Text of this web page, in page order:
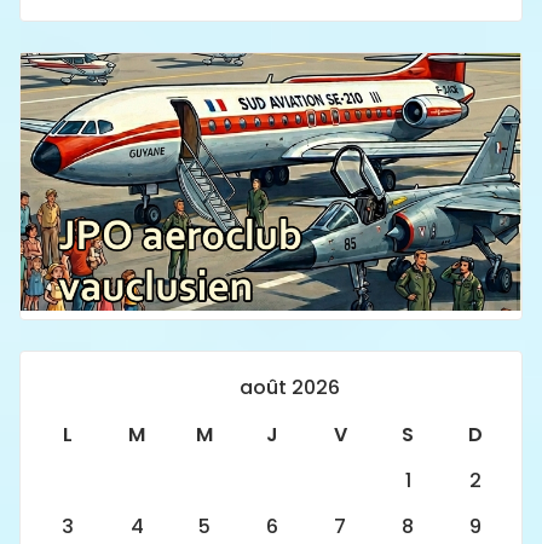
août 2026
L
M M J V S
D
1
2
3
4 5 6 7 8
9